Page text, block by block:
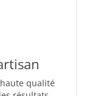
qualité